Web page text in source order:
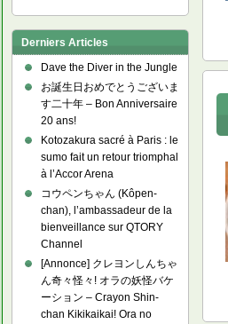
Derniers Articles
Dave the Diver in the Jungle
お誕生日おめでとうございま
す二十年 – Bon Anniversaire
20 ans!
Kotozakura sacré à Paris : le
sumo fait un retour triomphal
à l’Accor Arena
コウペンちゃん (Kôpen-
chan), l’ambassadeur de la
bienveillance sur QTORY
Channel
[Annonce] クレヨンしんちゃ
ん奇々怪々! オラの妖怪バケ
ーション – Crayon Shin-
chan Kikikaikai! Ora no